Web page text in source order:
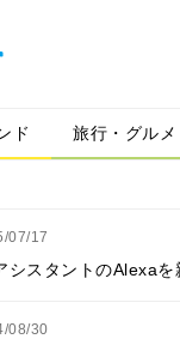
ド 旅行・グルメ
07/17
スタントのAlexa
08/30